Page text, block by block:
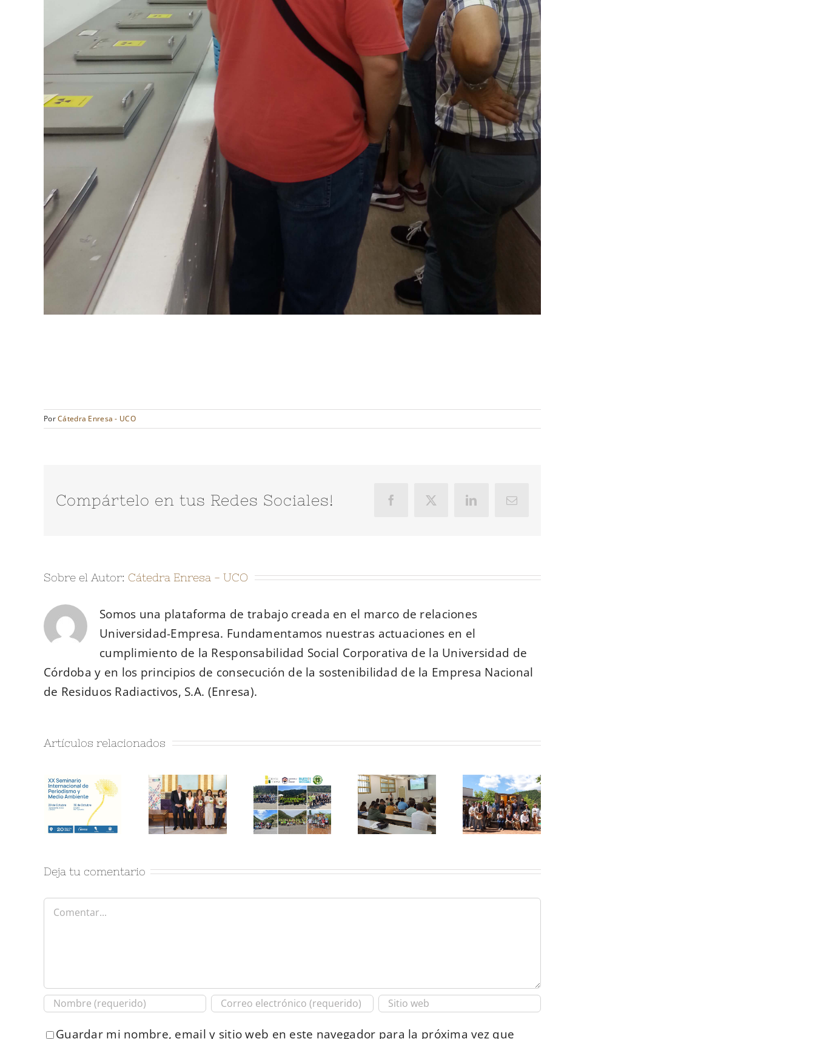
PorCátedra Enresa - UCO
Compártelo en tus Redes Sociales! FacebookX LinkedInCorreo
Sobre el Autor: Cátedra Enresa - UCO
Somos una plataforma de trabajo creada en el marco de relaciones
Universidad-Empresa. Fundamentamos nuestras actuaciones en el
cumplimiento de la Responsabilidad Social Corporativa de la Universidad de
Córdoba y en los principios de consecución de la sostenibilidad de la Empresa Nacional
de Residuos Radiactivos, S.A. (Enresa).
Artículos relacionados
Deja tu comentario
Comentar
Guardar mi nombre, email y sitio web en este navegador para la próxima vez que